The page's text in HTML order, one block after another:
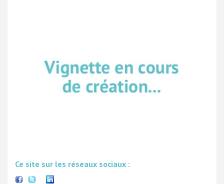
Ce site sur les réseaux sociaux :